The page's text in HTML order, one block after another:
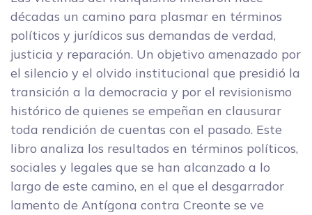
décadas un camino para plasmar en términos
políticos y jurídicos sus demandas de verdad,
justicia y reparación. Un objetivo amenazado por
el silencio y el olvido institucional que presidió la
transición a la democracia y por el revisionismo
histórico de quienes se empeñan en clausurar
toda rendición de cuentas con el pasado. Este
libro analiza los resultados en términos políticos,
sociales y legales que se han alcanzado a lo
largo de este camino, en el que el desgarrador
lamento de Antígona contra Creonte se ve